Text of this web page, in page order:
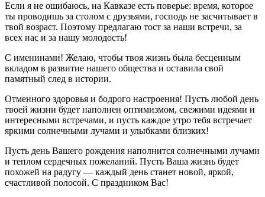
Если я не ошибаюсь, на Кавказе есть поверье: время, которое
ты проводишь за столом с друзьями, господь не засчитывает в
твой возраст. Поэтому предлагаю тост за наши встречи, за
всех нас и за нашу молодость!
С именинами! Желаю, чтобы твоя жизнь была бесценным
вкладом в развитие нашего общества и оставила свой
памятный след в истории.
Отменного здоровья и бодрого настроения! Пусть любой день
твоей жизни будет наполнен оптимизмом, свежими идеями и
интересными встречами, и пусть каждое утро тебя встречает
яркими солнечными лучами и улыбками близких!
Пусть день Вашего рождения наполнится солнечными лучами
и теплом сердечных пожеланий. Пусть Ваша жизнь будет
похожей на радугу — каждый день станет новой, яркой,
счастливой полосой. С праздником Вас!